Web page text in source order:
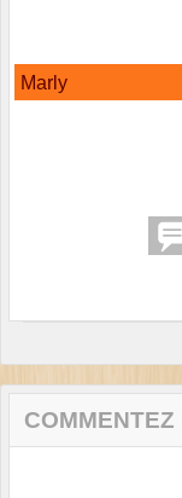
Marly
COMMENTEZ